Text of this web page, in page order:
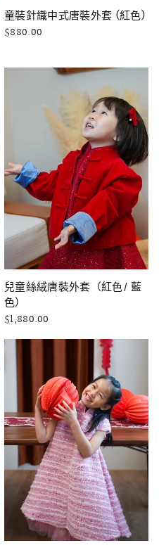
快速瀏覽
童裝針織中式唐裝外套 (紅色)
$880.00
快速瀏覽
兒童絲絨唐裝外套（紅色/ 藍
色）
$1,880.00